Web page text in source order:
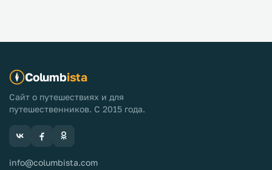
Columbista
Сайт о путешествиях и для
путешественников. С 2015 года.
info@columbista.com